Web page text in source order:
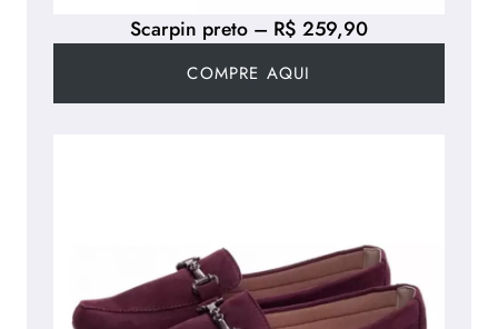
Scarpin preto – R$ 259,90
COMPRE AQUI